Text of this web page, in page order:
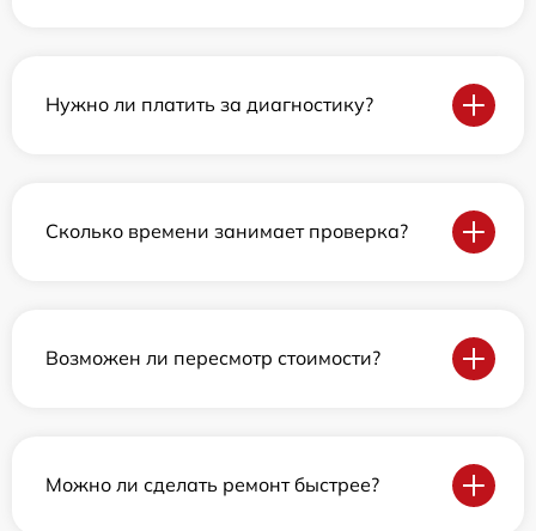
Нужно ли платить за диагностику?
Сколько времени занимает проверка?
Возможен ли пересмотр стоимости?
Можно ли сделать ремонт быстрее?